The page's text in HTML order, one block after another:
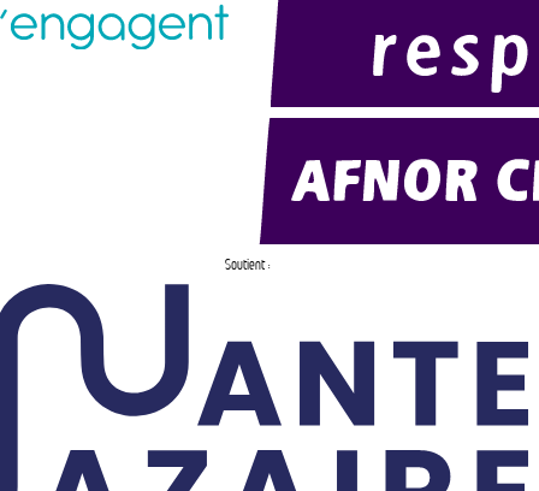
Soutient :